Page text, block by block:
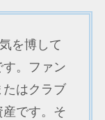
を博して
。ファン
たはクラブ
です。そ